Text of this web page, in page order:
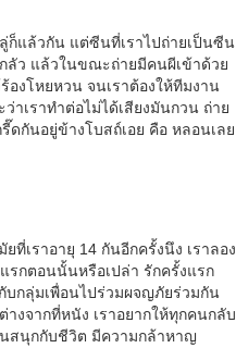
ก็แล้วกัน แต่ซีนที่เราไปถ่ายเป็นซีน
ลัว แล้วในขณะถ่ายมีคนผีเข้าด้วย
งโหยหวน จนเราต้องให้ทีมงาน
าเราทำต่อไม่ได้เสียงมันกวน ถ่าย
ดกันอยู่ข้างโบสถ์เอย คือ หลอนเลย
ที่เราอายุ 14 กันอีกครั้งนึง เราลอง
รกตอนนั้นหรือเปล่า รักครั้งแรก
บกลุ่มเพื่อนไปร่วมผจญภัยร่วมกัน
งจากที่หนัง เราอยากให้ทุกคนกลับ
สนุกกับชีวิต มีความกล้าหาญ